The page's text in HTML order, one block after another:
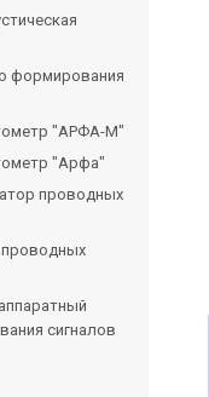
формирования
"АРФА-М"
"Арфа"
проводных
сигналов